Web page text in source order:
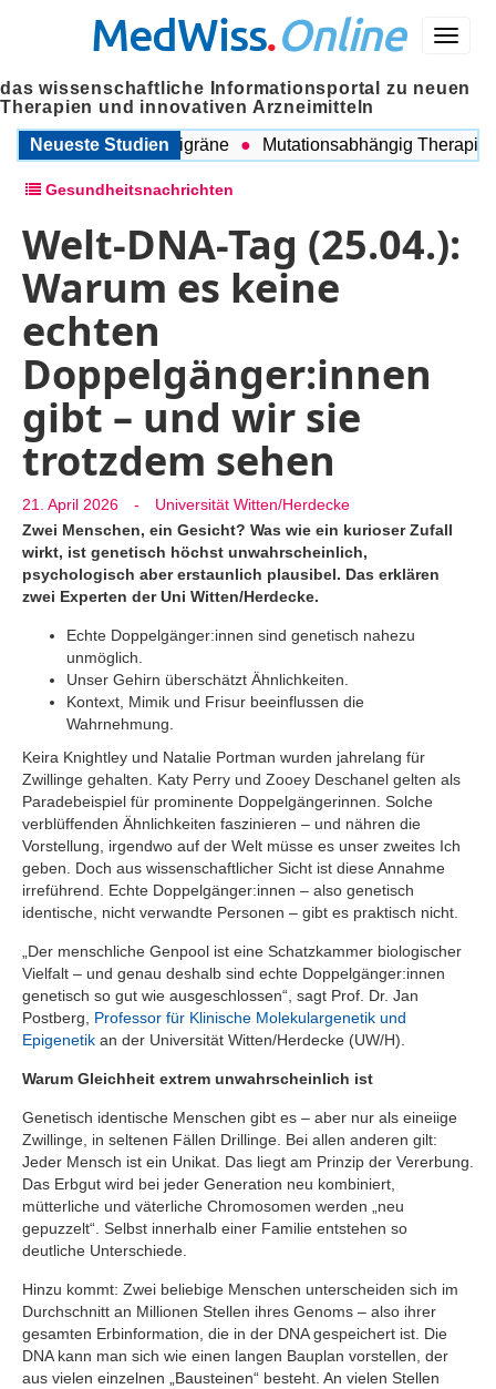
Menü
MedWiss.Online
das wissenschaftliche Informationsportal zu neuen
Therapien und innovativen Arzneimitteln
Neueste Studien
COPD und Migräne Mutationsabhängig Therapie
Gesundheitsnachrichten
Welt-DNA-Tag (25.04.):
Warum es keine
echten
Doppelgänger:innen
gibt – und wir sie
trotzdem sehen
21. April 2026 -
Universität Witten/Herdecke
Zwei Menschen, ein Gesicht? Was wie ein kurioser Zufall
wirkt, ist genetisch höchst unwahrscheinlich,
psychologisch aber erstaunlich plausibel. Das erklären
zwei Experten der Uni Witten/Herdecke.
Echte Doppelgänger:innen sind genetisch nahezu
unmöglich.
Unser Gehirn überschätzt Ähnlichkeiten.
Kontext, Mimik und Frisur beeinflussen die
Wahrnehmung.
Keira Knightley und Natalie Portman wurden jahrelang für
Zwillinge gehalten. Katy Perry und Zooey Deschanel gelten als
Paradebeispiel für prominente Doppelgängerinnen. Solche
verblüffenden Ähnlichkeiten faszinieren – und nähren die
Vorstellung, irgendwo auf der Welt müsse es unser zweites Ich
geben. Doch aus wissenschaftlicher Sicht ist diese Annahme
irreführend. Echte Doppelgänger:innen – also genetisch
identische, nicht verwandte Personen – gibt es praktisch nicht.
„Der menschliche Genpool ist eine Schatzkammer biologischer
Vielfalt – und genau deshalb sind echte Doppelgänger:innen
genetisch so gut wie ausgeschlossen“, sagt Prof. Dr. Jan
Postberg, Professor für Klinische Molekulargenetik und
Epigenetik an der Universität Witten/Herdecke (UW/H).
Warum Gleichheit extrem unwahrscheinlich ist
Genetisch identische Menschen gibt es – aber nur als eineiige
Zwillinge, in seltenen Fällen Drillinge. Bei allen anderen gilt:
Jeder Mensch ist ein Unikat. Das liegt am Prinzip der Vererbung.
Das Erbgut wird bei jeder Generation neu kombiniert,
mütterliche und väterliche Chromosomen werden „neu
gepuzzelt“. Selbst innerhalb einer Familie entstehen so
deutliche Unterschiede.
Hinzu kommt: Zwei beliebige Menschen unterscheiden sich im
Durchschnitt an Millionen Stellen ihres Genoms – also ihrer
gesamten Erbinformation, die in der DNA gespeichert ist. Die
DNA kann man sich wie einen langen Bauplan vorstellen, der
aus vielen einzelnen „Bausteinen“ besteht. An vielen Stellen